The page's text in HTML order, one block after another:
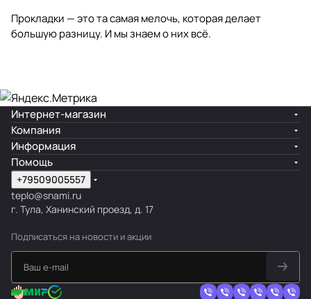
Прокладки — это та самая мелочь, которая делает
большую разницу. И мы знаем о них всё.
Интернет-магазин
Компания
Информация
Помощь
+79509005557
teplo@snami.ru
г. Тула, Ханинский проезд, д. 17
Подписаться на новости и акции